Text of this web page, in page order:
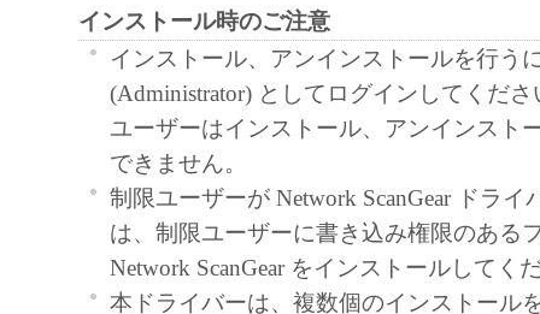
正、改変、逆コンパイル、逆アセンブル、
エンジニアリング等することはできません
このような行為をさせてはなりません。
３．著作権表示
お客様は、「本ソフトウェア」に含まれる
キヤノンのライセンサーの著作権表示を変
しくは削除してはなりません。
４．所有権
「本ソフトウェア」に係る権原および所有
インストール時のご注意
インストール、アンインストールを行う
(Administrator) としてログインしてくだ
ユーザーはインストール、アンインスト
できません。
制限ユーザーが Network ScanGear ドライ
は、制限ユーザーに書き込み権限のある
Network ScanGear をインストールしてく
本ドライバーは、複数個のインストール